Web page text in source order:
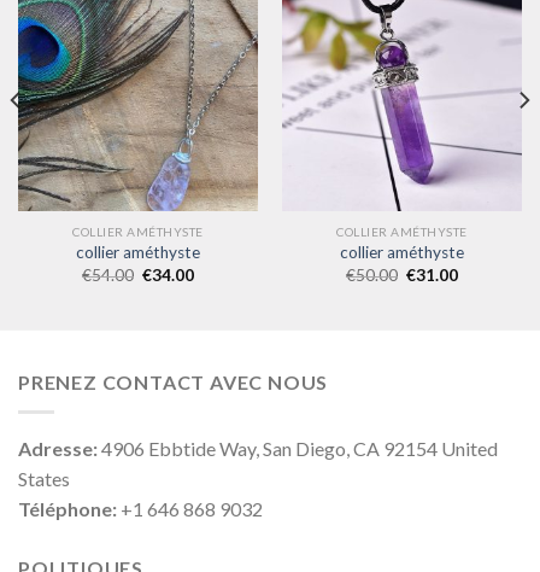
COLLIER AMÉTHYSTE
collier améthyste
€54.00 €34.00
COLLIER AMÉTHYSTE
collier améthyste
€50.00 €31.00
PRENEZ CONTACT AVEC NOUS
Adresse:4906 Ebbtide Way, San Diego, CA 92154 United
States
Téléphone: +1 646 868 9032